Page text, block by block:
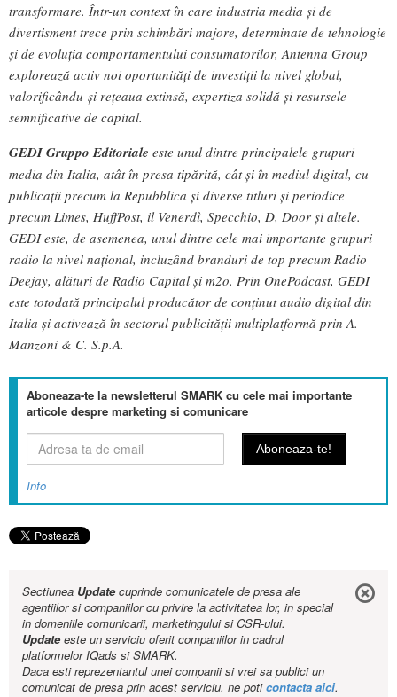
transformare. Într-un context în care industria media și de
divertisment trece prin schimbări majore, determinate de tehnologie
și de evoluția comportamentului consumatorilor, Antenna Group
explorează activ noi oportunități de investiții la nivel global,
valorificându-și rețeaua extinsă, expertiza solidă și resursele
semnificative de capital.
GEDI Gruppo Editoriale este unul dintre principalele grupuri
media din Italia, atât în presa tipărită, cât și în mediul digital, cu
publicații precum la Repubblica și diverse titluri și periodice
precum Limes, HuffPost, il Venerdì, Specchio, D, Door și altele.
GEDI este, de asemenea, unul dintre cele mai importante grupuri
radio la nivel național, incluzând branduri de top precum Radio
Deejay, alături de Radio Capital și m2o. Prin OnePodcast, GEDI
este totodată principalul producător de conținut audio digital din
Italia și activează în sectorul publicității multiplatformă prin A.
Manzoni & C. S.p.A.
Aboneaza-te la newsletterul SMARK cu cele mai importante
articole despre marketing si comunicare
Info
Sectiunea Updatecuprinde comunicatele de presa ale
agentiilor si companiilor cu privire la activitatea lor, in special
in domeniile comunicarii, marketingului si CSR-ului.
Updateeste un serviciu oferit companiilor in cadrul
platformelor IQads si SMARK.
Daca esti reprezentantul unei companii si vrei sa publici un
comunicat de presa prin acest serviciu, ne poticontacta aici.